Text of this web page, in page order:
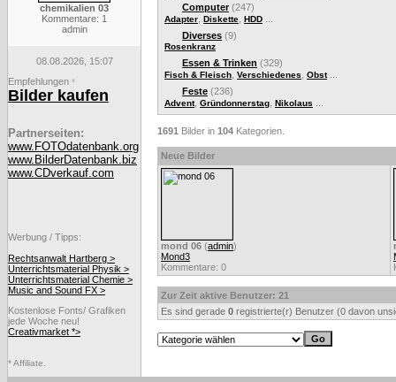
chemikalien 03
Kommentare: 1
admin
08.08.2026, 15:07
Empfehlungen *
Bilder kaufen
Partnerseiten:
www.FOTOdatenbank.org
www.BilderDatenbank.biz
www.CDverkauf.com
Werbung / Tipps:
Rechtsanwalt Hartberg >
Unterrichtsmaterial Physik >
Unterrichtsmaterial Chemie >
Music and Sound FX >
Kostenlose Fonts/ Grafiken
jede Woche neu!
Creativmarket *>
* Affiliate.
Computer(247)
Adapter Diskette HDD
Diverses (9)
Rosenkranz
Essen & Trinken (329)
Fisch & Fleisch Verschiedenes Obst...
Feste (236)
Advent, Gründonnerstag Nikolaus
1691 Bilder in 104 Kategorien.
Neue Bilder
mond 06 (admin)
Mond3
Kommentare: 0
Zur Zeit aktive Benutzer: 21
Es sind gerade 0 registrierte(r) Benutzer (0 davon